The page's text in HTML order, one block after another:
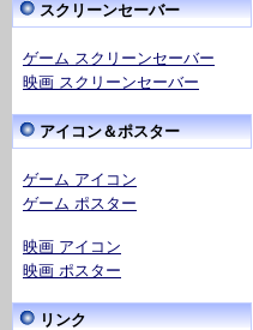
スクリーンセーバー
ゲーム スクリーンセーバー
映画 スクリーンセーバー
アイコン＆ポスター
ゲーム アイコン
ゲーム ポスター
映画 アイコン
映画 ポスター
リンク